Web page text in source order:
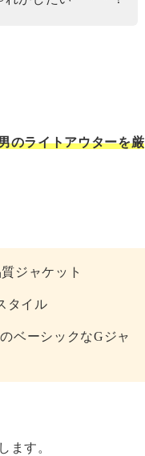
のライトアウターを厳
ジャケット
タイル
ベーシックなGジャ
ます。